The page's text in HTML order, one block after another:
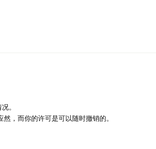
。
，而你的许可是可以随时撤销的。